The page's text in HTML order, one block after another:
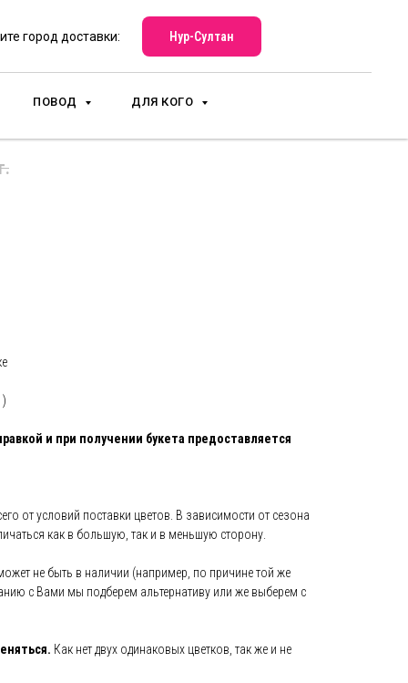
город доставки: Нур-Султан
ПОВОД ДЛЯ КОГО
и при получении букета предоставляется
от условий поставки цветов. В зависимости от сезона
как в большую, так и в меньшую сторону.
не быть в наличии (например, по причине той же
с Вами мы подберем альтернативу или же выберем с
Как нет двух одинаковых цветков, так же и не